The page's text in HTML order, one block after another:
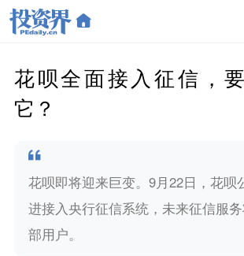
花呗全面接入征信，
它？
花呗即将迎来巨变。9月22日，花呗
进接入央行征信系统，未来征信服
部用户。